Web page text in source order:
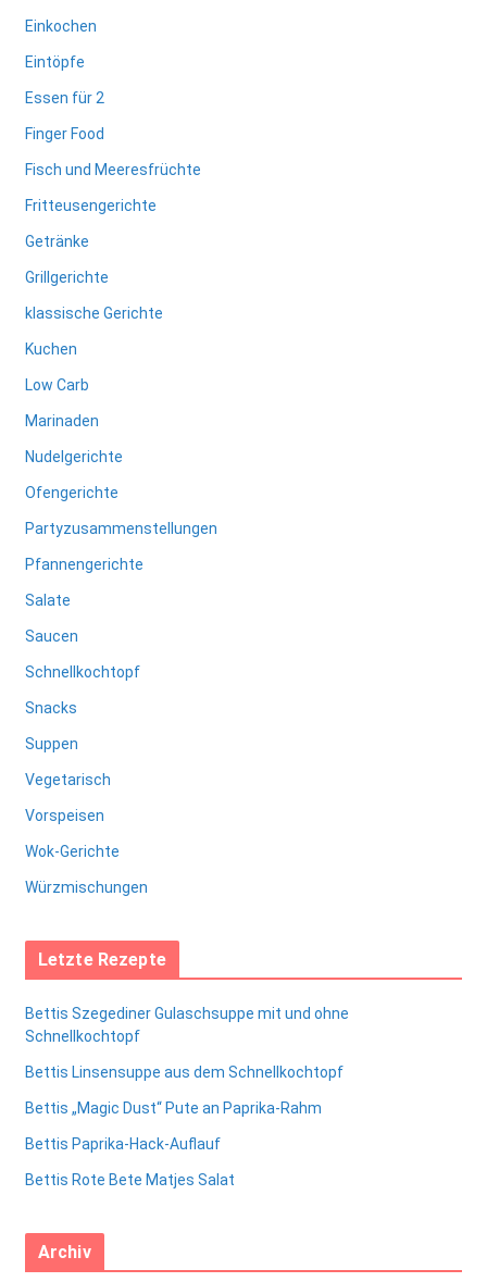
Einkochen
Eintöpfe
Essen für 2
Finger Food
Fisch und Meeresfrüchte
Fritteusengerichte
Getränke
Grillgerichte
klassische Gerichte
Kuchen
Low Carb
Marinaden
Nudelgerichte
Ofengerichte
Partyzusammenstellungen
Pfannengerichte
Salate
Saucen
Schnellkochtopf
Snacks
Suppen
Vegetarisch
Vorspeisen
Wok-Gerichte
Würzmischungen
Letzte Rezepte
Bettis Szegediner Gulaschsuppe mit und ohne
Schnellkochtopf
Bettis Linsensuppe aus dem Schnellkochtopf
Bettis „Magic Dust“ Pute an Paprika-Rahm
Bettis Paprika-Hack-Auflauf
Bettis Rote Bete Matjes Salat
Archiv